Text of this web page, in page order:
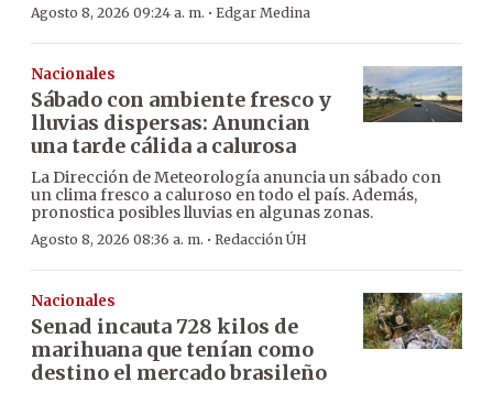
Agosto 8, 2026 09:24 a. m. · Edgar Medina
Nacionales
Sábado con ambiente fresco y
lluvias dispersas: Anuncian
una tarde cálida a calurosa
La Dirección de Meteorología anuncia un sábado con
un clima fresco a caluroso en todo el país. Además,
pronostica posibles lluvias en algunas zonas.
Agosto 8, 2026 08:36 a. m. · Redacción ÚH
Nacionales
Senad incauta 728 kilos de
marihuana que tenían como
destino el mercado brasileño